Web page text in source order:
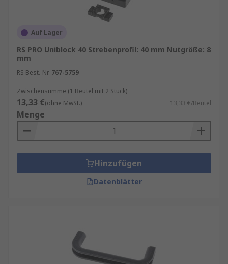
Auf Lager
RS PRO Uniblock 40 Strebenprofil: 40 mm Nutgröße: 8
mm
RS Best.-Nr. 767-5759
Zwischensumme (1 Beutel mit 2 Stück)
13,33 €(ohne MwSt.) 13,33 €/Beutel
Menge
Hinzufügen
Datenblätter